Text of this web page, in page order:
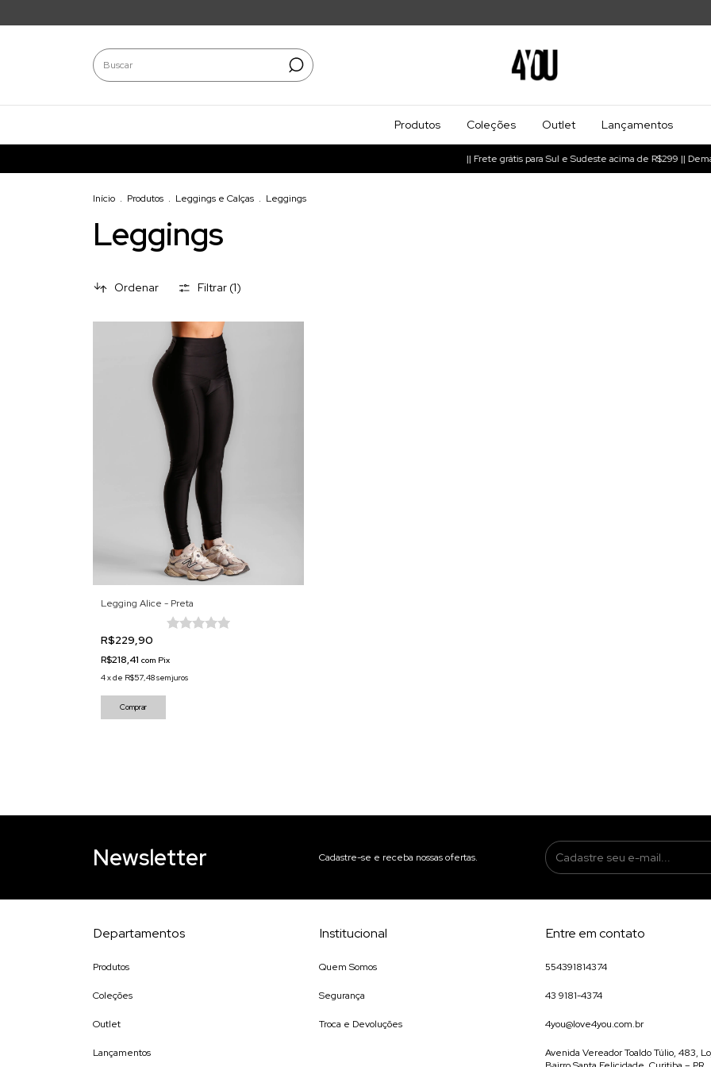
Produtos Coleções Outlet Lançamentos
|| Frete grátis para Sul e Sudeste acima de R$299 || Demais
Início . Produtos . Leggings e Calças . Leggings
Leggings
Ordenar Filtrar (1)
Legging Alice - Preta
R$229,90
R$218,41 com Pix
4xde R$57,48sem juros
Comprar
Newsletter Cadastre-se e receba nossas ofertas.
Departamentos
Produtos
Coleções
Outlet
Lançamentos
Institucional
Quem Somos
Segurança
Troca e Devoluções
Entre em contato
554391814374
43 9181-4374
4you@love4you.com.br
Avenida Vereador Toaldo Túlio, 483,